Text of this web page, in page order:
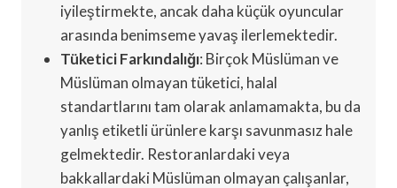
iyileştirmekte, ancak daha küçük oyuncular
arasında benimseme yavaş ilerlemektedir.
Tüketici Farkındalığı: Birçok Müslüman ve
Müslüman olmayan tüketici, halal
standartlarını tam olarak anlamamakta, bu da
yanlış etiketli ürünlere karşı savunmasız hale
gelmektedir. Restoranlardaki veya
bakkallardaki Müslüman olmayan çalışanlar,